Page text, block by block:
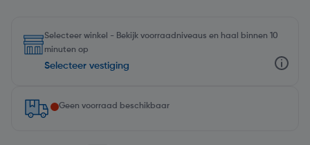
Selecteer winkel - Bekijk voorraadniveaus en haal binnen 10
minuten op
Selecteer vestiging
Geen voorraad beschikbaar